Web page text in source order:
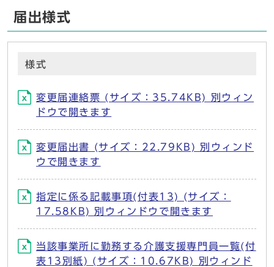
届出様式
様式
変更届連絡票 (サイズ：35.74KB) 別ウィン
ドウで開きます
変更届出書 (サイズ：22.79KB) 別ウィンド
ウで開きます
指定に係る記載事項(付表13) (サイズ：
17.58KB) 別ウィンドウで開きます
当該事業所に勤務する介護支援専門員一覧(付
表13別紙) (サイズ：10.67KB) 別ウィンド